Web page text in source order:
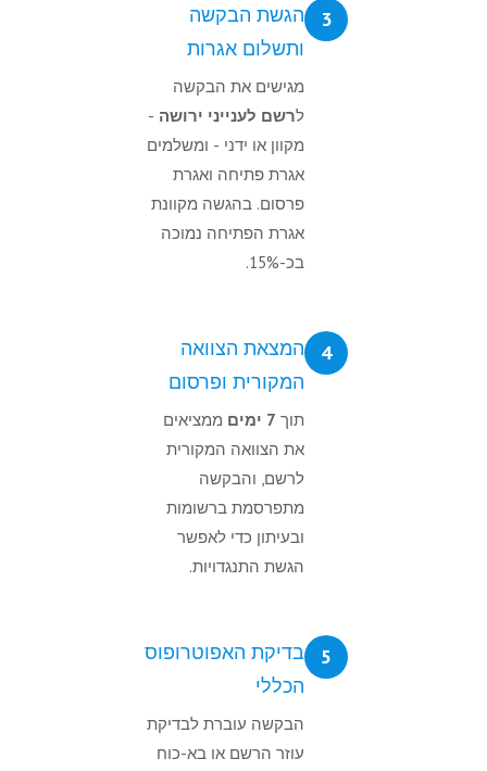
3
הגשת הבקשה
ותשלום אגרות
מגישים את הבקשה
לרשם לענייני ירושה -
מקוון או ידני - ומשלמים
אגרת פתיחה ואגרת
פרסום. בהגשה מקוונת
אגרת הפתיחה נמוכה
בכ-15%.
4
המצאת הצוואה
המקורית ופרסום
תוך 7 ימים
ממציאים
את הצוואה המקורית
לרשם, והבקשה
מתפרסמת ברשומות
ובעיתון כדי לאפשר
הגשת התנגדויות.
5
בדיקת האפוטרופוס
הכללי
הבקשה עוברת לבדיקת
עוזר הרשם או בא-כוח